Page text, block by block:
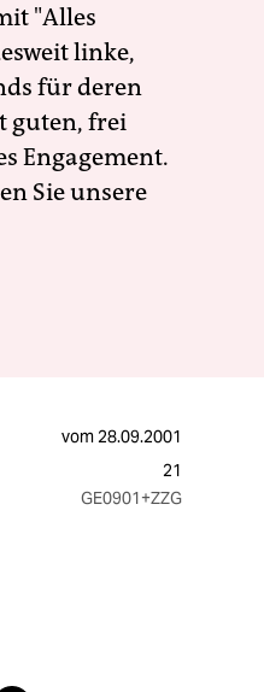
"Alles
linke,
für deren
guten, frei
Engagement.
Sie unsere
vom28.09.2001
21
GE0901+ZZG